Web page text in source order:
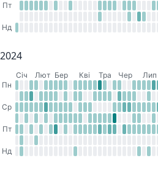
Пт
Нд
2024
Cіч Лют Бер Кві Тра Чер Лип
Пн
Ср
Пт
Нд